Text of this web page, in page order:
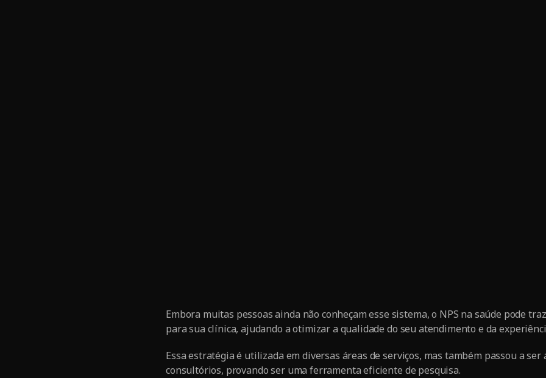
Embora muitas pessoas ainda não conheçam esse sistema, o NPS na saúde pode
para sua clínica, ajudando a otimizar a qualidade do seu atendimento e da
Essa estratégia é utilizada em diversas áreas de serviços, mas também passou a
consultórios, provando ser uma ferramenta eficiente de pesquisa.